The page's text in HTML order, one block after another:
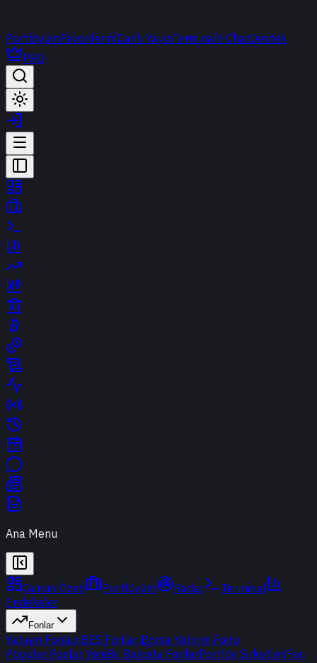
PortföyümFavorilerimCanlı YayınTerminalt-ChatDestek
PRO
Ana Menu
Günün Özeti Portföyüm Radar
Terminal
Endeksler
Fonlar
Yatırım FonlarıBES FonlarıBorsa Yatırım Fonu
Popüler Fonlar YeniBir Bakışta FonlarPortföy ŞirketleriFon